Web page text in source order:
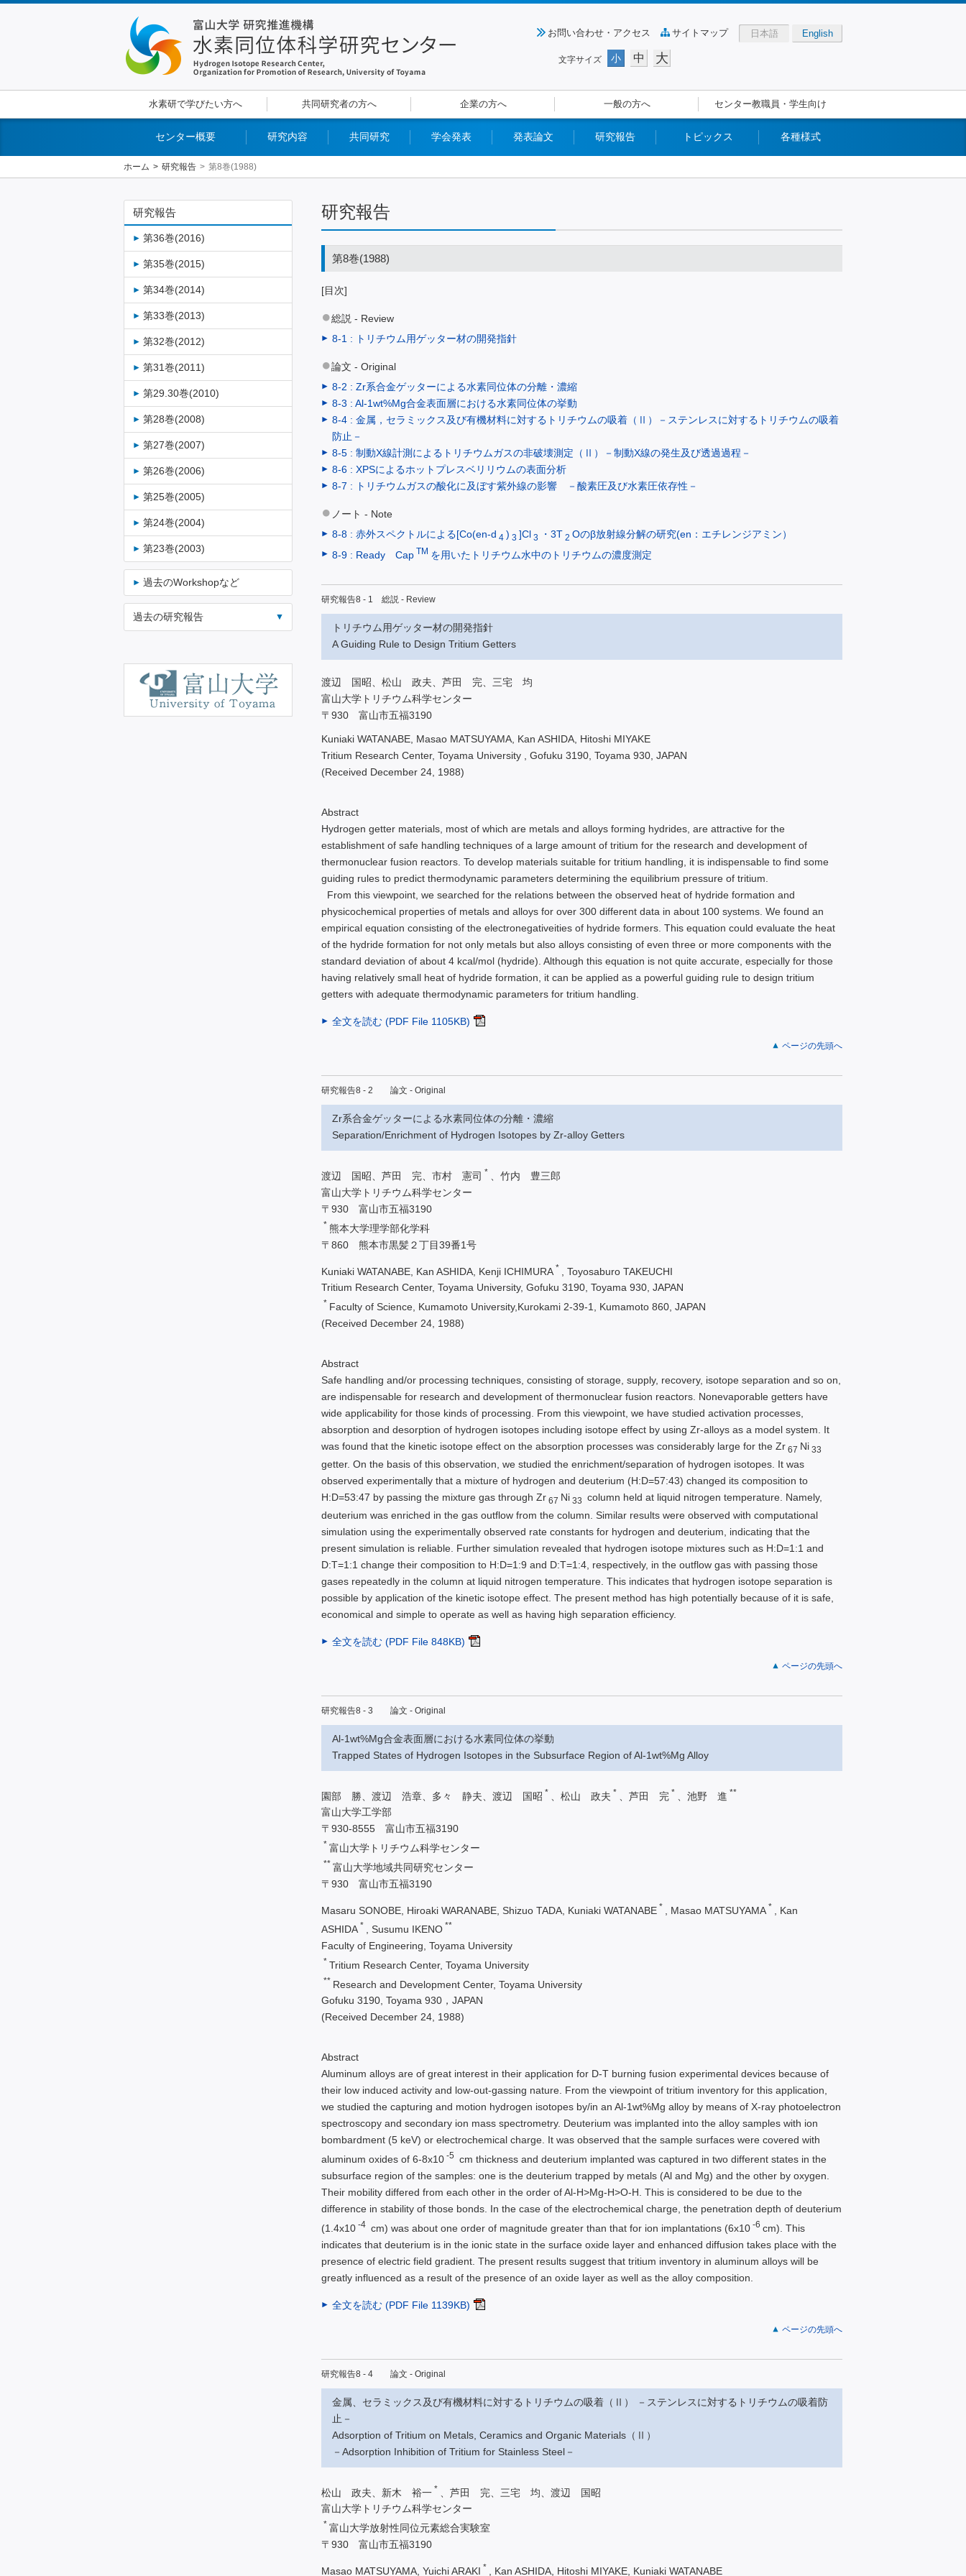
お問い合わせ・アクセス サイトマップ 日本語 English
文字サイズ 小 中 大
水素研で学びたい方へ 共同研究者の方へ 企業の方へ 一般の方へ センター教職員・学生向け
センター概要 研究内容 共同研究 学会発表 発表論文 研究報告 トピックス 各種様式
ホーム 研究報告 第8巻(1988)
研究報告
第8巻(1988)
[目次]
総説 - Review
8-1 : トリチウム用ゲッター材の開発指針
論文 - Original
8-2 : Zr系合金ゲッターによる水素同位体の分離・濃縮
8-3 : Al-1wt%Mg合金表面層における水素同位体の挙動
8-4 : 金属，セラミックス及び有機材料に対するトリチウムの吸着（Ⅱ）－ステンレスに対するトリチウムの吸着
防止－
8-5 : 制動X線計測によるトリチウムガスの非破壊測定（Ⅱ）－制動X線の発生及び透過過程－
8-6 : XPSによるホットプレスベリリウムの表面分析
8-7 : トリチウムガスの酸化に及ぼす紫外線の影響 －酸素圧及び水素圧依存性－
ノート - Note
8-8 : 赤外スペクトルによる[Co(en-d 4 ) 3 ]Cl 3 ・3T 2 Oのβ放射線分解の研究(en：エチレンジアミン）
8-9 : Ready Cap TM を用いたトリチウム水中のトリチウムの濃度測定
研究報告8 - 1 総説 - Review
トリチウム用ゲッター材の開発指針
A Guiding Rule to Design Tritium Getters
渡辺 国昭、松山 政夫、芦田 完、三宅 均
富山大学トリチウム科学センター
〒930 富山市五福3190
Kuniaki WATANABE, Masao MATSUYAMA, Kan ASHIDA, Hitoshi MIYAKE
Tritium Research Center, Toyama University , Gofuku 3190, Toyama 930, JAPAN
(Received December 24, 1988)
Abstract
Hydrogen getter materials, most of which are metals and alloys forming hydrides, are attractive for the
establishment of safe handling techniques of a large amount of tritium for the research and development of
thermonuclear fusion reactors. To develop materials suitable for tritium handling, it is indispensable to find some
guiding rules to predict thermodynamic parameters determining the equilibrium pressure of tritium.
From this viewpoint, we searched for the relations between the observed heat of hydride formation and
physicochemical properties of metals and alloys for over 300 different data in about 100 systems. We found an
empirical equation consisting of the electronegativeities of hydride formers. This equation could evaluate the heat
of the hydride formation for not only metals but also alloys consisting of even three or more components with the
standard deviation of about 4 kcal/mol (hydride). Although this equation is not quite accurate, especially for those
having relatively small heat of hydride formation, it can be applied as a powerful guiding rule to design tritium
getters with adequate thermodynamic parameters for tritium handling.
全文を読む (PDF File 1105KB)
ページの先頭へ
研究報告8 - 2 論文 - Original
Zr系合金ゲッターによる水素同位体の分離・濃縮
Separation/Enrichment of Hydrogen Isotopes by Zr-alloy Getters
渡辺 国昭、芦田 完、市村 憲司 *
、竹内 豊三郎
富山大学トリチウム科学センター
〒930 富山市五福3190
* 熊本大学理学部化学科
〒860 熊本市黒髪２丁目39番1号
Kuniaki WATANABE, Kan ASHIDA, Kenji ICHIMURA *
, Toyosaburo TAKEUCHI
Tritium Research Center, Toyama University, Gofuku 3190, Toyama 930, JAPAN
* Faculty of Science, Kumamoto University,Kurokami 2-39-1, Kumamoto 860, JAPAN
(Received December 24, 1988)
Abstract
Safe handling and/or processing techniques, consisting of storage, supply, recovery, isotope separation and so on,
are indispensable for research and development of thermonuclear fusion reactors. Nonevaporable getters have
wide applicability for those kinds of processing. From this viewpoint, we have studied activation processes,
absorption and desorption of hydrogen isotopes including isotope effect by using Zr-alloys as a model system. It
was found that the kinetic isotope effect on the absorption processes was considerably large for the Zr 67 Ni 33
getter. On the basis of this observation, we studied the enrichment/separation of hydrogen isotopes. It was
observed experimentally that a mixture of hydrogen and deuterium (H:D=57:43) changed its composition to
H:D=53:47 by passing the mixture gas through Zr 67 Ni 33
column held at liquid nitrogen temperature. Namely,
deuterium was enriched in the gas outflow from the column. Similar results were observed with computational
simulation using the experimentally observed rate constants for hydrogen and deuterium, indicating that the
present simulation is reliable. Further simulation revealed that hydrogen isotope mixtures such as H:D=1:1 and
D:T=1:1 change their composition to H:D=1:9 and D:T=1:4, respectively, in the outflow gas with passing those
gases repeatedly in the column at liquid nitrogen temperature. This indicates that hydrogen isotope separation is
possible by application of the kinetic isotope effect. The present method has high potentially because of it is safe,
economical and simple to operate as well as having high separation efficiency.
全文を読む (PDF File 848KB)
ページの先頭へ
研究報告8 - 3 論文 - Original
Al-1wt%Mg合金表面層における水素同位体の挙動
Trapped States of Hydrogen Isotopes in the Subsurface Region of Al-1wt%Mg Alloy
園部 勝、渡辺 浩章、多々 静夫、渡辺 国昭 * 、松山 政夫 * 、芦田 完 * 、池野 進 **
富山大学工学部
〒930-8555 富山市五福3190
* 富山大学トリチウム科学センター
** 富山大学地域共同研究センター
〒930 富山市五福3190
Masaru SONOBE, Hiroaki WARANABE, Shizuo TADA, Kuniaki WATANABE * , Masao MATSUYAMA *
, Kan
ASHIDA * , Susumu IKENO **
Faculty of Engineering, Toyama University
* Tritium Research Center, Toyama University
** Research and Development Center, Toyama University
Gofuku 3190, Toyama 930，JAPAN
(Received December 24, 1988)
Abstract
Aluminum alloys are of great interest in their application for D-T burning fusion experimental devices because of
their low induced activity and low-out-gassing nature. From the viewpoint of tritium inventory for this application,
we studied the capturing and motion hydrogen isotopes by/in an Al-1wt%Mg alloy by means of X-ray photoelectron
spectroscopy and secondary ion mass spectrometry. Deuterium was implanted into the alloy samples with ion
bombardment (5 keV) or electrochemical charge. It was observed that the sample surfaces were covered with
aluminum oxides of 6-8x10 -5
cm thickness and deuterium implanted was captured in two different states in the
subsurface region of the samples: one is the deuterium trapped by metals (Al and Mg) and the other by oxygen.
Their mobility differed from each other in the order of Al-H>Mg-H>O-H. This is considered to be due to the
difference in stability of those bonds. In the case of the electrochemical charge, the penetration depth of deuterium
(1.4x10 -4 cm) was about one order of magnitude greater than that for ion implantations (6x10 -6 cm). This
indicates that deuterium is in the ionic state in the surface oxide layer and enhanced diffusion takes place with the
presence of electric field gradient. The present results suggest that tritium inventory in aluminum alloys will be
greatly influenced as a result of the presence of an oxide layer as well as the alloy composition.
全文を読む (PDF File 1139KB)
ページの先頭へ
研究報告8 - 4 論文 - Original
金属、セラミックス及び有機材料に対するトリチウムの吸着（Ⅱ） －ステンレスに対するトリチウムの吸着防
止－
Adsorption of Tritium on Metals, Ceramics and Organic Materials（Ⅱ）
－Adsorption Inhibition of Tritium for Stainless Steel－
松山 政夫、新木 裕一 *
、芦田 完、三宅 均、渡辺 国昭
富山大学トリチウム科学センター
* 富山大学放射性同位元素総合実験室
〒930 富山市五福3190
Masao MATSUYAMA, Yuichi ARAKI * , Kan ASHIDA, Hitoshi MIYAKE, Kuniaki WATANABE
研究報告
第36巻(2016)
第35巻(2015)
第34巻(2014)
第33巻(2013)
第32巻(2012)
第31巻(2011)
第29.30巻(2010)
第28巻(2008)
第27巻(2007)
第26巻(2006)
第25巻(2005)
第24巻(2004)
第23巻(2003)
過去のWorkshopなど
過去の研究報告